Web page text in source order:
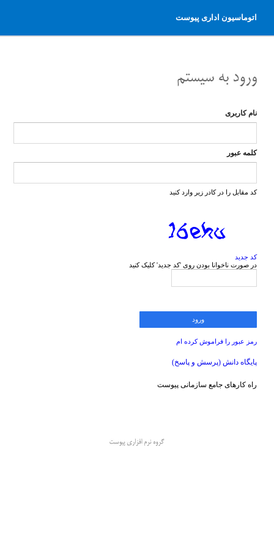
اتوماسیون اداری پیوست
نام کاربری
کلمه عبور
کد مقابل را در کادر زیر وارد کنید
کد جدید
در صورت ناخوانا بودن روی 'کد جدید' کلیک کنید
رمز عبور را فراموش کرده ام
پایگاه دانش (پرسش و پاسخ)
راه کارهای جامع سازمانی پیوست